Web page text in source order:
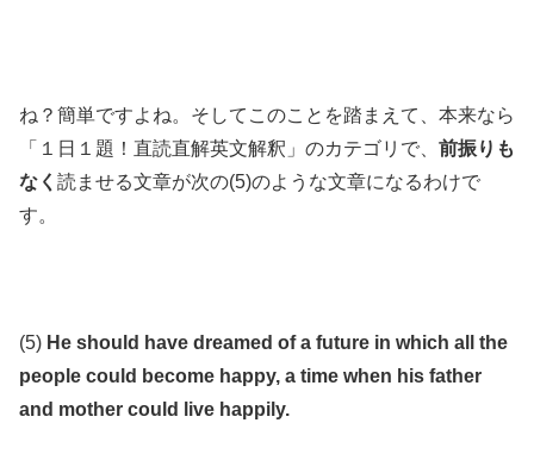
ね？簡単ですよね。そしてこのことを踏まえて、本来なら
「１日１題！直読直解英文解釈」のカテゴリで、 前振りも
なく 読ませる文章が次の(5)のような文章になるわけで
す。
(5) He should have dreamed of a future in which all the
people could become happy, a time when his father
and mother could live happily.